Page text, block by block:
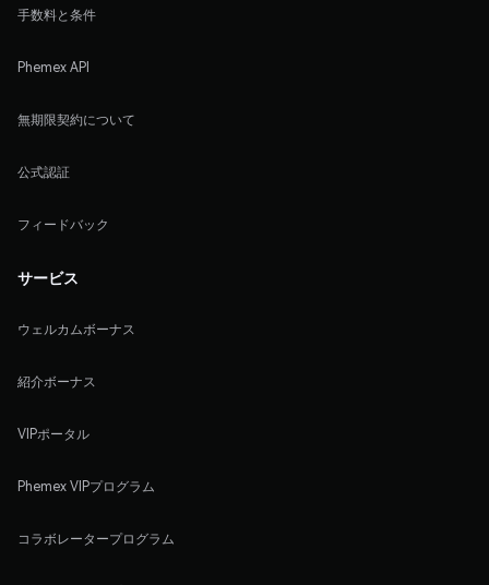
手数料と条件
Phemex API
無期限契約について
公式認証
フィードバック
サービス
ウェルカムボーナス
紹介ボーナス
VIPポータル
Phemex VIPプログラム
コラボレータープログラム